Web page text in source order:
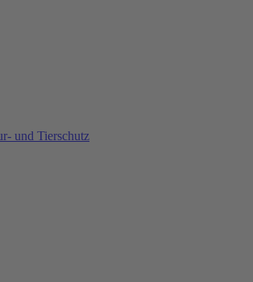
und Tierschutz